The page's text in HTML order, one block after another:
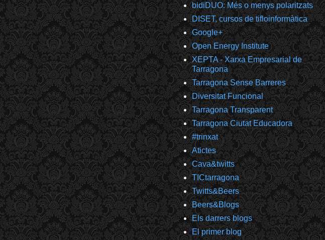
bidiDUO: Més o menys polaritzats
DISET, cursos de tifloinformàtica
Google+
Open Energy Institute
XEPTA - Xarxa Empresarial de
Tarragona
Tarragona Sense Barreres
Diversitat Funcional
Tarragona Transparent
Tarragona Ciutat Educadora
#trinxat
Atictes
Cava&twitts
TICtarragona
Twitts&Beers
Beers&Blogs
Els darrers blogs
El primer blog